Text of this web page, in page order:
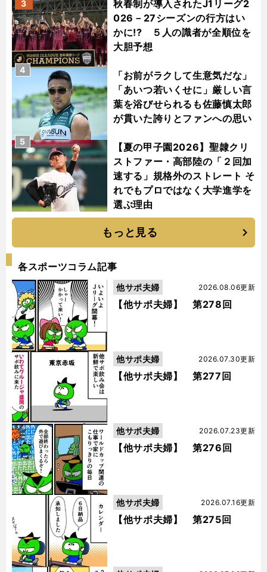
秋春制が導入されたJ1リーグ2
026－27シーズンの行方はい
かに!? ５人の識者が全順位を
大胆予想
3
「お前がラクして生意気だな」
「あいつ若いくせに」厳しい言
葉を浴びせられるも佐藤慎太郎
が貫いた誇りとファンへの思い
4
【夏の甲子園2026】聖隷クリ
ストファー・高部陸の「２回加
速する」規格外のストレート そ
れでもプロではなく大学進学を
選ぶ理由
5
もっと見る
各スポーツコラム記事
【他サポ夫婦】 第278回
2026.08.06更新
他サポ夫婦
【他サポ夫婦】 第277回
2026.07.30更新
他サポ夫婦
【他サポ夫婦】 第276回
2026.07.23更新
他サポ夫婦
【他サポ夫婦】 第275回
2026.07.16更新
他サポ夫婦